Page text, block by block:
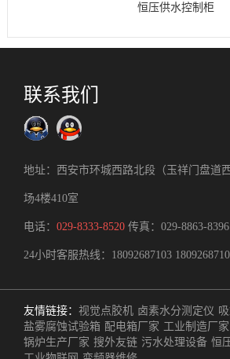
恒压供水控制柜
联系我们
地址：西安市环城西路北段（玉祥门盘道
场4楼410室
电话： 029-8333-8520 传真：029-8863-8396
24小时客服热线： 18092687103
友情链接： 视觉点胶机 卤素水分测定仪
盐雾腐蚀试验箱 配电箱厂家 工业制造厂家
锅炉生产厂家 搜外友链 污水处理设备 恒